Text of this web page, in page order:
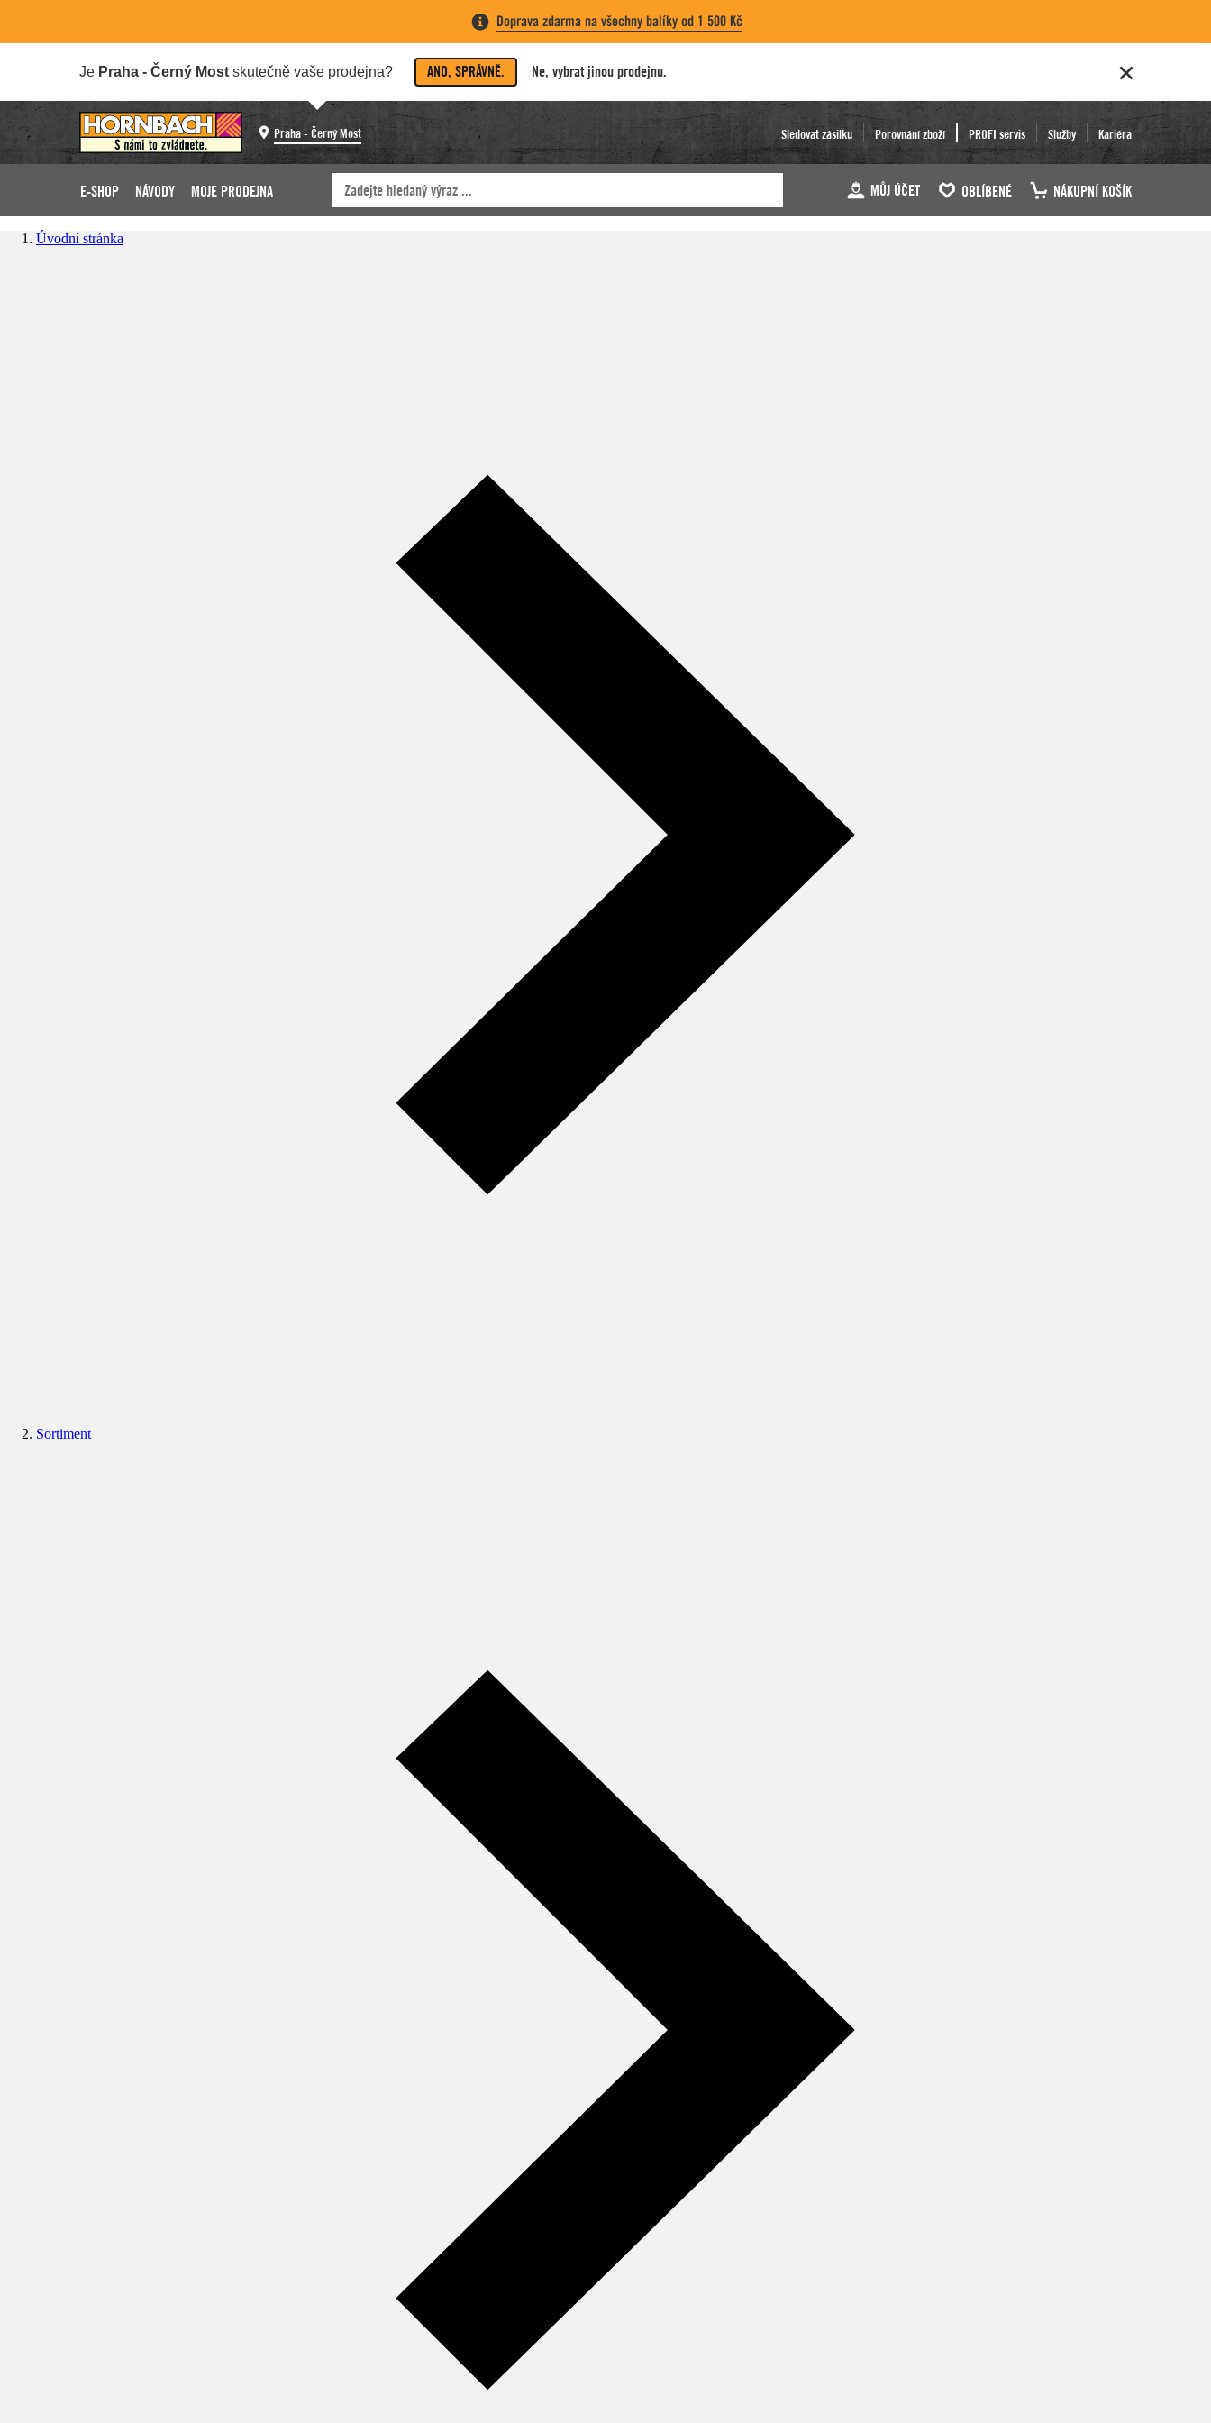
Doprava zdarma na všechny balíky od 1 500 Kč
Je Praha - Černý Most skutečně vaše prodejna? ANO, SPRÁVNĚ. Ne, vybrat jinou prodejnu.
Praha - Černý Most Sledovat zásilku Porovnání zboží PROFI servis Služby Kariéra
E-SHOP NÁVODY MOJE PRODEJNA MŮJ ÚČET OBLÍBENÉ NÁKUPNÍ KOŠÍK
Úvodní stránka
Sortiment